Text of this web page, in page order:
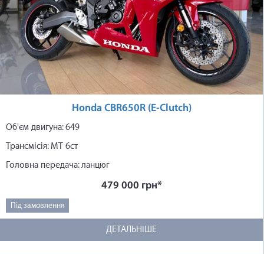
Honda CBR650R (E-Clutch)
Об'єм двигуна: 649
Трансмісія: МТ 6ст
Головна передача: ланцюг
479 000 грн*
Під замовлення
ДЕТАЛЬНІШЕ